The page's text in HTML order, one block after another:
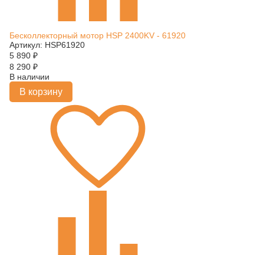
Бесколлекторный мотор HSP 2400KV - 61920
Артикул: HSP61920
5 890 ₽
8 290 ₽
В наличии
В корзину